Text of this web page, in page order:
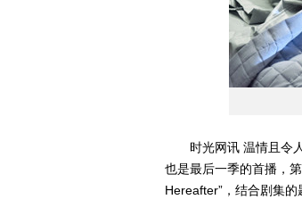
时光网讯 温情且令人
也是最后一季的首播，
Hereafter”，结合剧集的